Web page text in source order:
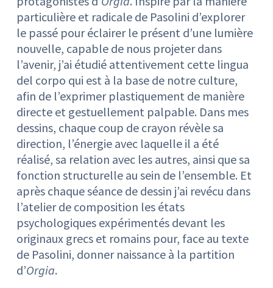
particulière et radicale de Pasolini d’explorer
le passé pour éclairer le présent d’une lumière
nouvelle, capable de nous projeter dans
l’avenir, j’ai étudié attentivement cette lingua
del corpo qui est à la base de notre culture,
afin de l’exprimer plastiquement de manière
directe et gestuellement palpable. Dans mes
dessins, chaque coup de crayon révèle sa
direction, l’énergie avec laquelle il a été
réalisé, sa relation avec les autres, ainsi que sa
fonction structurelle au sein de l’ensemble. Et
après chaque séance de dessin j’ai revécu dans
l’atelier de composition les états
psychologiques expérimentés devant les
originaux grecs et romains pour, face au texte
de Pasolini, donner naissance à la partition
d’Orgia.